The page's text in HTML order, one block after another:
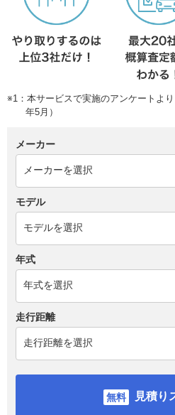
※1：本サービスで実施のアンケートよ
年5月）
メーカー
モデル
年式
走行距離
見積り